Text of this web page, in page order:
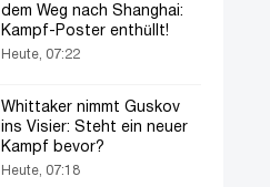
dem Weg nach Shanghai:
Kampf-Poster enthüllt!
Heute, 07:22
Whittaker nimmt Guskov
ins Visier: Steht ein neuer
Kampf bevor?
Heute, 07:18